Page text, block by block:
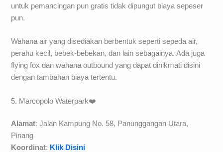
untuk pemancingan pun gratis tidak dipungut biaya sepeser
pun.
Wahana air yang disediakan berbentuk seperti sepeda air,
perahu kecil, bebek-bebekan, dan lain sebagainya. Ada juga
flying fox dan wahana outbound yang dapat dinikmati disini
dengan tambahan biaya tertentu.
5. Marcopolo Waterpark❤️
Alamat: Jalan Kampung No. 58, Panunggangan Utara,
Pinang
Koordinat: Klik Disini